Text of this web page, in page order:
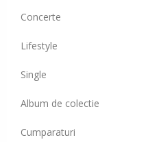
Concerte
Lifestyle
Single
Album de colectie
Cumparaturi